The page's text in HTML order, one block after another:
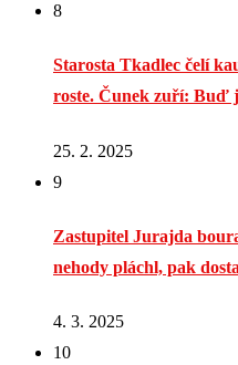
8
Starosta Tkadlec čelí
roste. Čunek zuří: Buď
25. 2. 2025
9
Zastupitel Jurajda
nehody pláchl, pak
4. 3. 2025
10